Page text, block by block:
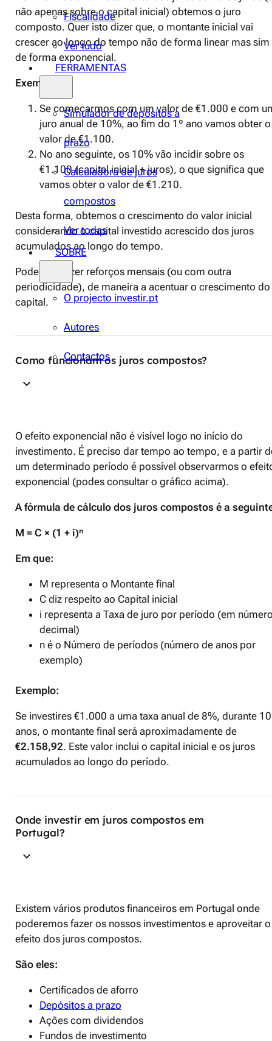
Fiscalidade
Ver tudo
FERRAMENTAS
Simulador de depósitos a
prazo
Calculadora de juros
compostos
Ver todas
SOBRE
O projecto investir.pt
Autores
Contactos
não apenas sobre o capital inicial) obtemos o juro
composto. Quer isto dizer que, o montante inicial vai
crescer ao longo do tempo não de forma linear mas sim
de forma exponencial.
Exemplo:
Se começarmos com um valor de €1.000 e com
juro anual de 10%, ao fim do 1º ano vamos obter o
valor de €1.100.
No ano seguinte, os 10% vão incidir sobre os
€1.100 (capital inicial + juros), o que significa que
vamos obter o valor de €1.210.
Desta forma, obtemos o crescimento do valor inicial
considerando o capital investido acrescido dos juros
acumulados ao longo do tempo.
Podemos fazer reforços mensais (ou com outra
periodicidade), de maneira a acentuar o crescimento do
capital.
Como funcionam os juros compostos?
O efeito exponencial não é visível logo no início do
investimento. É preciso dar tempo ao tempo, e a partir
um determinado período é possível observarmos o
exponencial (podes consultar o gráfico acima).
A fórmula de cálculo dos juros compostos é a
M = C × (1 + i)ⁿ
Em que:
M representa o Montante final
C diz respeito ao Capital inicial
i representa a Taxa de juro por período (em
decimal)
n é o Número de períodos (número de anos por
exemplo)
Exemplo:
Se investires €1.000 a uma taxa anual de 8%, durante 10
anos, o montante final será aproximadamente de
€2.158,92. Este valor inclui o capital inicial e os juros
acumulados ao longo do período. ​
Onde investir em juros compostos em
Portugal?
Existem vários produtos financeiros em Portugal onde
poderemos fazer os nossos investimentos e aproveitar o
efeito dos juros compostos.
São eles:
Certificados de aforro
Depósitos a prazo
Ações com dividendos
Fundos de investimento